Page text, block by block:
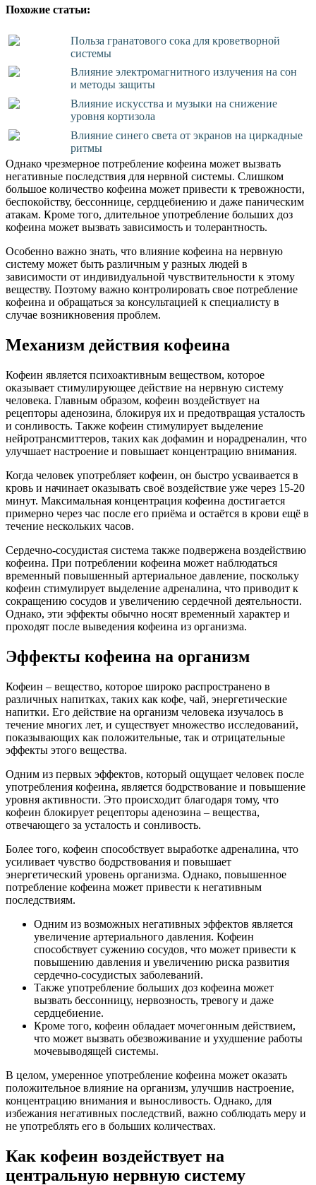
Похожие статьи:
Польза гранатового сока для кроветворной
системы
Влияние электромагнитного излучения на сон
и методы защиты
Влияние искусства и музыки на снижение
уровня кортизола
Влияние синего света от экранов на циркадные
ритмы
Однако чрезмерное потребление кофеина может вызвать
негативные последствия для нервной системы. Слишком
большое количество кофеина может привести к тревожности,
беспокойству, бессоннице, сердцебиению и даже паническим
атакам. Кроме того, длительное употребление больших доз
кофеина может вызвать зависимость и толерантность.
Особенно важно знать, что влияние кофеина на нервную
систему может быть различным у разных людей в
зависимости от индивидуальной чувствительности к этому
веществу. Поэтому важно контролировать свое потребление
кофеина и обращаться за консультацией к специалисту в
случае возникновения проблем.
Механизм действия кофеина
Кофеин является психоактивным веществом, которое
оказывает стимулирующее действие на нервную систему
человека. Главным образом, кофеин воздействует на
рецепторы аденозина, блокируя их и предотвращая усталость
и сонливость. Также кофеин стимулирует выделение
нейротрансмиттеров, таких как дофамин и норадреналин, что
улучшает настроение и повышает концентрацию внимания.
Когда человек употребляет кофеин, он быстро усваивается в
кровь и начинает оказывать своё воздействие уже через 15-20
минут. Максимальная концентрация кофеина достигается
примерно через час после его приёма и остаётся в крови ещё в
течение нескольких часов.
Сердечно-сосудистая система также подвержена воздействию
кофеина. При потреблении кофеина может наблюдаться
временный повышенный артериальное давление, поскольку
кофеин стимулирует выделение адреналина, что приводит к
сокращению сосудов и увеличению сердечной деятельности.
Однако, эти эффекты обычно носят временный характер и
проходят после выведения кофеина из организма.
Эффекты кофеина на организм
Кофеин – вещество, которое широко распространено в
различных напитках, таких как кофе, чай, энергетические
напитки. Его действие на организм человека изучалось в
течение многих лет, и существует множество исследований,
показывающих как положительные, так и отрицательные
эффекты этого вещества.
Одним из первых эффектов, который ощущает человек после
употребления кофеина, является бодрствование и повышение
уровня активности. Это происходит благодаря тому, что
кофеин блокирует рецепторы аденозина – вещества,
отвечающего за усталость и сонливость.
Более того, кофеин способствует выработке адреналина, что
усиливает чувство бодрствования и повышает
энергетический уровень организма. Однако, повышенное
потребление кофеина может привести к негативным
последствиям.
Одним из возможных негативных эффектов является
увеличение артериального давления. Кофеин
способствует сужению сосудов, что может привести к
повышению давления и увеличению риска развития
сердечно-сосудистых заболеваний.
Также употребление больших доз кофеина может
вызвать бессонницу, нервозность, тревогу и даже
сердцебиение.
Кроме того, кофеин обладает мочегонным действием,
что может вызвать обезвоживание и ухудшение работы
мочевыводящей системы.
В целом, умеренное употребление кофеина может оказать
положительное влияние на организм, улучшив настроение,
концентрацию внимания и выносливость. Однако, для
избежания негативных последствий, важно соблюдать меру и
не употреблять его в больших количествах.
Как кофеин воздействует на
центральную нервную систему